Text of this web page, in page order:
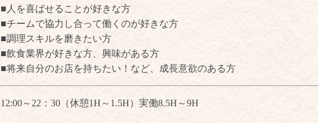
■人を喜ばせることが好きな方
■チームで協力し合って働くのが好きな方
■調理スキルを磨きたい方
■飲食業界が好きな方、興味がある方
■将来自分のお店を持ちたい！など、成長意欲のある方
12:00～22：30（休憩1H～1.5H）実働8.5H～9H